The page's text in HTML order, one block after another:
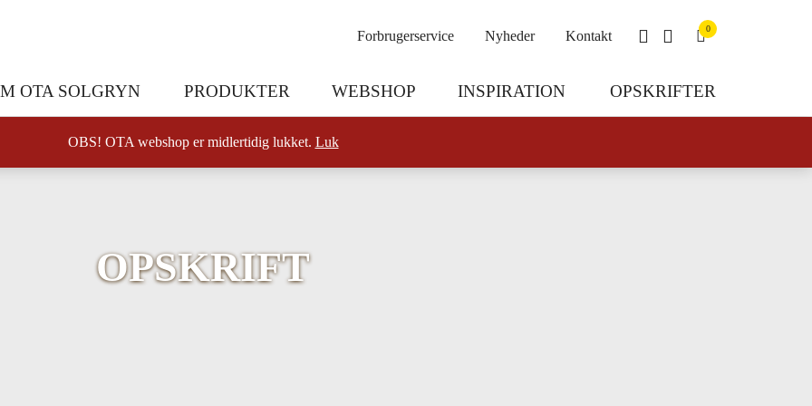
OBS! OTA webshop er midlertidig lukket. Luk
Forbrugerservice Nyheder Kontakt 0
OTA SOLGRYN PRODUKTER WEBSHOP INSPIRATION OPSKRIFTER
OPSKRIFT